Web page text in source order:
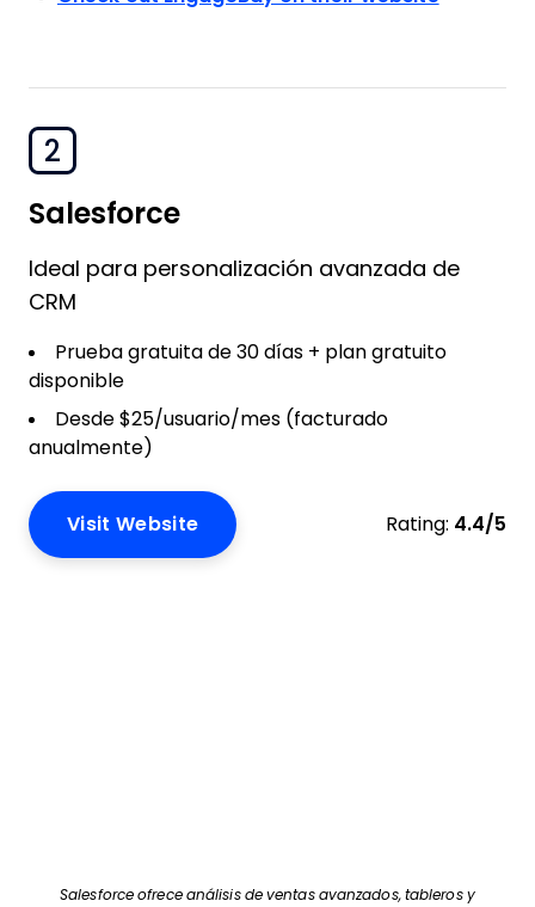
2
Salesforce
Ideal para personalización avanzada de
CRM
Prueba gratuita de 30 días + plan gratuito
disponible
Desde $25/usuario/mes (facturado
anualmente)
Visit Website Rating: 4.4/5
Salesforce ofrece análisis de ventas avanzados, tableros y